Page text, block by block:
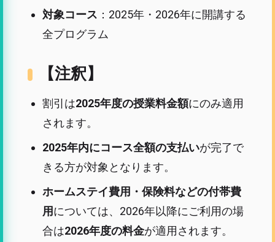
対象コース ：2025年・2026年に開講する
全プログラム
【注釈】
割引は2025年度の授業料金額にのみ適用
されます。
2025年内にコース全額の支払いが完了で
きる方が対象となります。
ホームステイ費用・保険料などの付帯費
用については、2026年以降にご利用の場
合は2026年度の料金が適用されます。